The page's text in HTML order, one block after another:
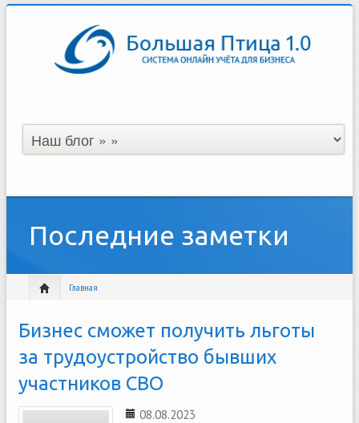
Последние заметки
Главная
Бизнес сможет получить льготы
за трудоустройство бывших
участников СВО
08.08.2023